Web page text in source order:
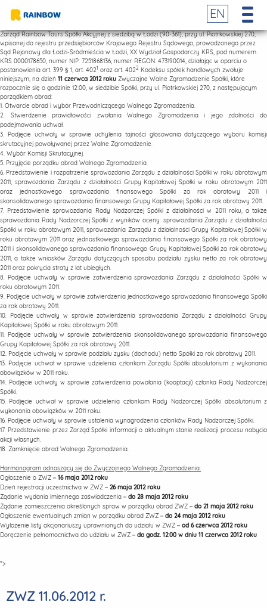
Zarząd Rainbow Tours Spółki Akcyjnej z siedzibą w Łodzi (90-361), przy ul. Piotrkowskiej 270,
wpisanej do rejestru przedsiębiorców Krajowego Rejestru Sądowego, prowadzonego przez
Sąd Rejonowy dla Łodzi-Śródmieścia w Łodzi, XX Wydział Gospodarczy KRS, pod numerem
KRS 0000178650, numer NIP: 7251868136, numer REGON: 473190014, działając w oparciu o
postanowienia art. 399 § 1, art. 4021 oraz art. 4022 Kodeksu spółek handlowych zwołuje
niniejszym, na dzień 11 czerwca 2012 roku Zwyczajne Walne Zgromadzenie Spółki, które
rozpocznie się o godzinie 12:00, w siedzibie Spółki, przy ul. Piotrkowskiej 270, z następującym
porządkiem obrad:
1. Otwarcie obrad i wybór Przewodniczącego Walnego Zgromadzenia.
2. Stwierdzenie prawidłowości zwołania Walnego Zgromadzenia i jego zdolności do
podejmowania uchwał.
3. Podjęcie uchwały w sprawie uchylenia tajności głosowania dotyczącego wyboru komisji
skrutacyjnej powoływanej przez Walne Zgromadzenie.
4. Wybór Komisji Skrutacyjnej.
5. Przyjęcie porządku obrad Walnego Zgromadzenia.
6. Przedstawienie i rozpatrzenie sprawozdania Zarządu z działalności Spółki w roku obrotowym
2011, sprawozdania Zarządu z działalności Grupy Kapitałowej Spółki w roku obrotowym 2011
oraz jednostkowego sprawozdania finansowego Spółki za rok obrotowy 2011 i
skonsolidowanego sprawozdania finansowego Grupy Kapitałowej Spółki za rok obrotowy 2011.
7. Przedstawienie sprawozdania Rady Nadzorczej Spółki z działalności w 2011 roku, a także
sprawozdania Rady Nadzorczej Spółki z wyników oceny: sprawozdania Zarządu z działalności
Spółki w roku obrotowym 2011, sprawozdania Zarządu z działalności Grupy Kapitałowej Spółki w
roku obrotowym 2011 oraz jednostkowego sprawozdania finansowego Spółki za rok obrotowy
2011 i skonsolidowanego sprawozdania finansowego Grupy Kapitałowej Spółki za rok obrotowy
2011, a także wniosków Zarządu dotyczących sposobu podziału zysku netto za rok obrotowy
2011 oraz pokrycia straty z lat ubiegłych.
8. Podjęcie uchwały w sprawie zatwierdzenia sprawozdania Zarządu z działalności Spółki w
roku obrotowym 2011.
9. Podjęcie uchwały w sprawie zatwierdzenia jednostkowego sprawozdania finansowego Spółki
za rok obrotowy 2011.
10. Podjęcie uchwały w sprawie zatwierdzenia sprawozdania Zarządu z działalności Grupy
Kapitałowej Spółki w roku obrotowym 2011.
11. Podjęcie uchwały w sprawie zatwierdzenia skonsolidowanego sprawozdania finansowego
Grupy Kapitałowej Spółki za rok obrotowy 2011.
12. Podjęcie uchwały w sprawie podziału zysku (dochodu) netto Spółki za rok obrotowy 2011.
13. Podjęcie uchwał w sprawie udzielenia członkom Zarządu Spółki absolutorium z wykonania
obowiązków w 2011 roku.
14. Podjęcie uchwały w sprawie zatwierdzenia powołania (kooptacji) członka Rady Nadzorczej
Spółki.
15. Podjęcie uchwał w sprawie udzielenia członkom Rady Nadzorczej Spółki absolutorium z
wykonania obowiązków w 2011 roku.
16. Podjęcie uchwały w sprawie ustalenia wynagrodzenia członków Rady Nadzorczej Spółki.
17. Przedstawienie przez Zarząd Spółki informacji o aktualnym stanie realizacji procesu nabycia
akcji własnych.
18. Zamknięcie obrad Walnego Zgromadzenia.
Harmonogram odnoszący się do Zwyczajnego Walnego Zgromadzenia:
Ogłoszenie o ZWZ – 16 maja 2012 roku
Dzień rejestracji uczestnictwa w ZWZ – 26 maja 2012 roku
Żądanie wydania imiennego zaświadczenia – do 28 maja 2012 roku
Żądanie zamieszczenia określonych spraw w porządku obrad ZWZ – do 21 maja 2012 roku
Ogłoszenie ewentualnych zmian w porządku obrad ZWZ – do 24 maja 2012 roku
Wyłożenie listy akcjonariuszy uprawnionych do udziału w ZWZ – od 6 czerwca 2012 roku
Doręczenie pełnomocnictwa do udziału w ZWZ – do godz. 12:00 w dniu 11 czerwca 2012 roku
">
EN
ZWZ 11.06.2012 r.